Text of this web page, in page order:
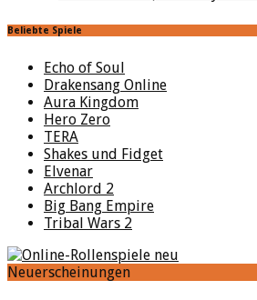
Beliebte Spiele
Echo of Soul
Drakensang Online
Aura Kingdom
Hero Zero
TERA
Shakes und Fidget
Elvenar
Archlord 2
Big Bang Empire
Tribal Wars 2
Neuerscheinungen